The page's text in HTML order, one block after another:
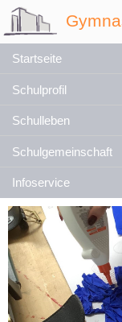
Startseite
Schulprofil
Schulleben
Schulgemeinschaft
Infoservice